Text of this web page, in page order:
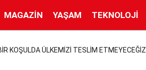
MAGAZIN YAŞAM TEKNOLOJI
KOŞULDA ÜLKEMİZİ TESLİM ETMEYECEĞİZ